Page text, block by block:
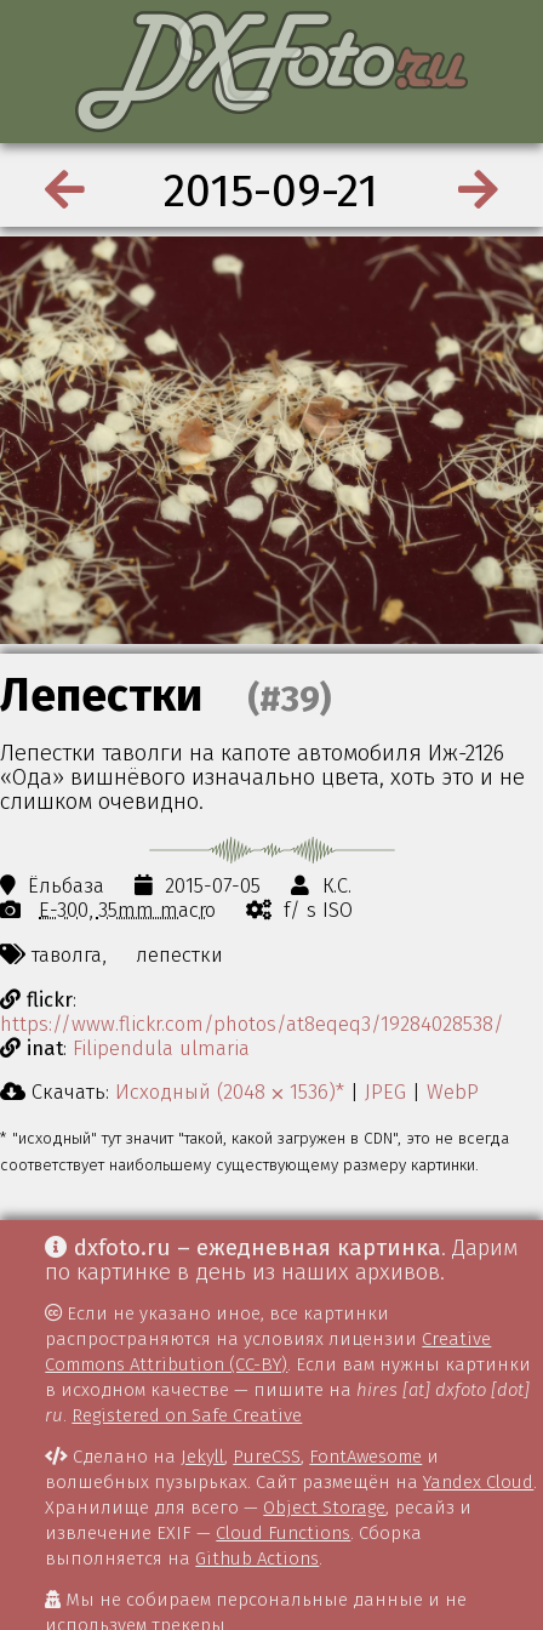
2015-09-21
Лепестки (#39)
Лепестки таволги на капоте автомобиля Иж-2126
«Ода» вишнёвого изначально цвета, хоть это и не
слишком очевидно.
Ёльбаза 2015-07-05
К.С.
E-300 35mm macro
f/ s ISO
таволга,
лепестки
flickr:
https://www.flickr.com/photos/at8eqeq3/19284028538/
inat: Filipendula ulmaria
Скачать: Исходный (2048 ⨉ 1536)* JPEG WebP
* "исходный" тут значит "такой, какой загружен в CDN", это не всегда
соответствует наибольшему существующему размеру картинки.
dxfoto.ru – ежедневная картинка. Дарим
по картинке в день из наших архивов.
Если не указано иное, все картинки
распространяются на условиях лицензии Creative
Commons Attribution (CC-BY). Если вам нужны картинки
в исходном качестве — пишите на hires [at] dxfoto [dot]
ru. Registered on Safe Creative
Сделано на Jekyll, PureCSS, FontAwesome и
волшебных пузырьках. Сайт размещён наYandex Cloud.
Хранилище для всего — Object Storage, ресайз и
извлечение EXIF — Cloud Functions. Сборка
выполняется на Github Actions.
Мы не собираем персональные данные и не
используем трекеры.